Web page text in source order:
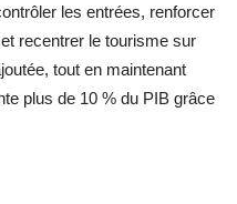
les entrées, renforcer
recentrer le tourisme sur
tout en maintenant
plus de 10 % du PIB grâce